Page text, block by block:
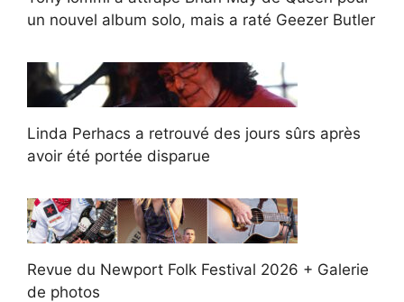
un nouvel album solo, mais a raté Geezer Butler
Linda Perhacs a retrouvé des jours sûrs après
avoir été portée disparue
Revue du Newport Folk Festival 2026 + Galerie
de photos